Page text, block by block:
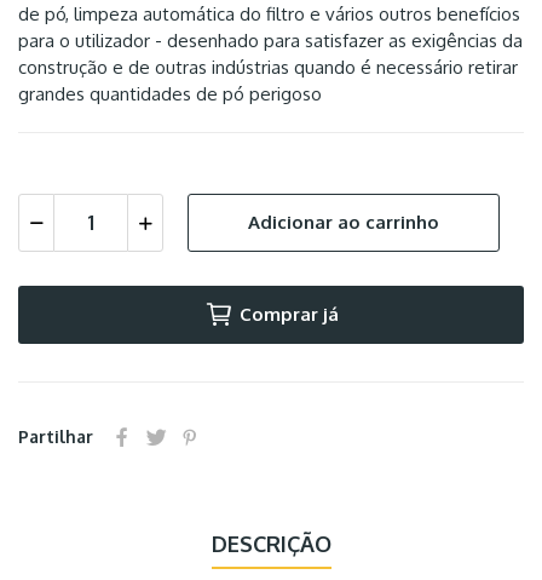
de pó, limpeza automática do filtro e vários outros benefícios
para o utilizador - desenhado para satisfazer as exigências da
construção e de outras indústrias quando é necessário retirar
grandes quantidades de pó perigoso
Adicionar ao carrinho
Comprar já
Partilhar
DESCRIÇÃO